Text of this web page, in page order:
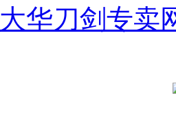
大华刀剑专卖